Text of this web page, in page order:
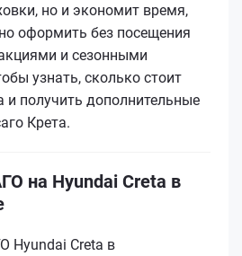
но и экономит время,
оформить без посещения
и сезонными
узнать, сколько стоит
и получить дополнительные
Кретa.
на Hyundai Creta в
Hyundai Creta в